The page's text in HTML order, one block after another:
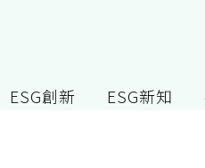
ESG創新 ESG新知